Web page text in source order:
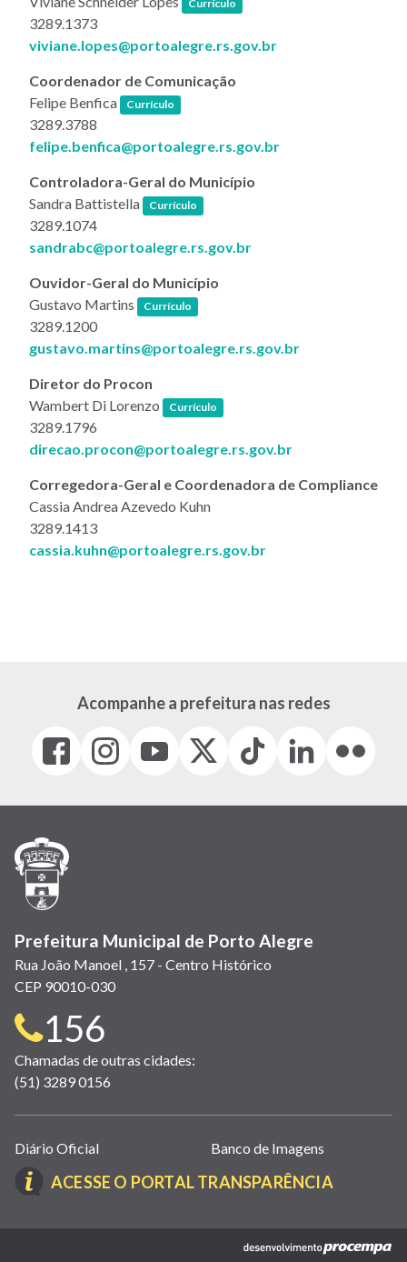
Currículo
3289.1373
viviane.lopes@portoalegre.rs.gov.br
Coordenador de Comunicação
Felipe Benfica
Currículo
(link abre em nova janela)
3289.3788
felipe.benfica@portoalegre.rs.gov.br
Controladora-Geral do Município
Sandra Battistella
Currículo
(link abre em nova janela)
3289.1074
sandrabc@portoalegre.rs.gov.br
Ouvidor-Geral do Município​
Gustavo Martins
Currículo
(link abre em nova janela)
3289.1200
gustavo.martins@portoalegre.rs.gov.br
Diretor do Procon
Wambert Di Lorenzo
Currículo
(link abre em nova janela)
3289.1796
direcao.procon@portoalegre.rs.gov.br
Corregedora-Geral e Coordenadora de Compliance
Cassia Andrea Azevedo Kuhn
3289.1413
cassia.kuhn@portoalegre.rs.gov.br
Acompanhe a prefeitura nas redes
Facebook
(link
em
janela)
Instagram
(link
em
(link
em
(Antigo
(link
Tiktok
(link
em
LinkedIn
(link
em
(link
em
Prefeitura Municipal de Porto Alegre
Rua João Manoel , 157 - Centro Histórico
CEP 90010-030
Telefone
para
contato:
156
Chamadas de outras cidades:
(51) 3289 0156
Links
úteis
(abrem
Diário Oficial Banco de Imagens
ACESSE O PORTAL TRANSPARÊNCIA(LINK
EM
NOVA